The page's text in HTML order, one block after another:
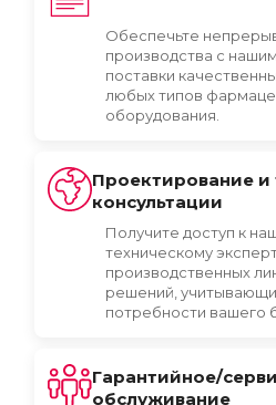
Обеспечьте
производства с
поставки
любых типов
оборудования.
Проектирование и
консультации
Получите доступ к
техническому
производственных
решений,
потребности вашего
Гарантийное/
обслуживание